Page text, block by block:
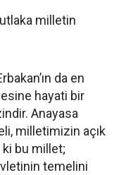
milletin
da en
hayati bir
Anayasa
milletimizin açık
ki bu millet;
temelini